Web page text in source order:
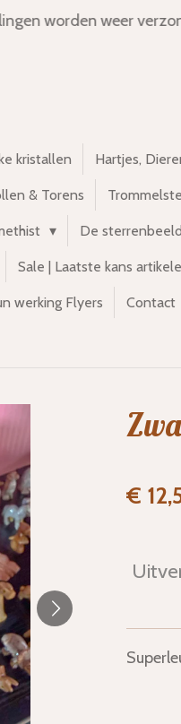
worden weer
kristallen Hartjes,
& Torens
De
Sale | Laatste kans
werking Flyers Contact
€